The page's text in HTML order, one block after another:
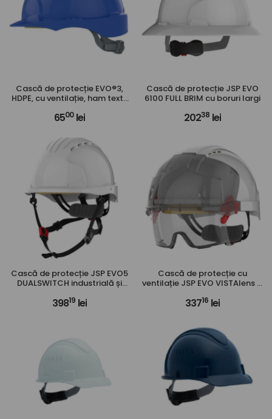
Cască de protecție EVO®3,
HDPE, cu ventilație, ham textil
6500lei
Cască de protecție JSP EVO
6100 FULL BRIM cu boruri largi
20238 lei
Cască de protecție JSP EVO5
DUALSWITCH industrială și
39819 lei
Cască de protecție cu
ventilație JSP EVO VISTAlens și
33716 lei